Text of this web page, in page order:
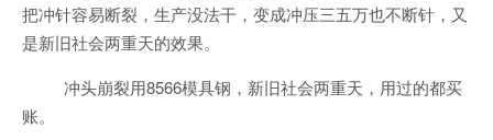
把冲针容易断裂，生产没法干，变成冲压三五万也不断针，又
是新旧社会两重天的效果。
冲头崩裂用8566模具钢，新旧社会两重天，用过的都买
账。